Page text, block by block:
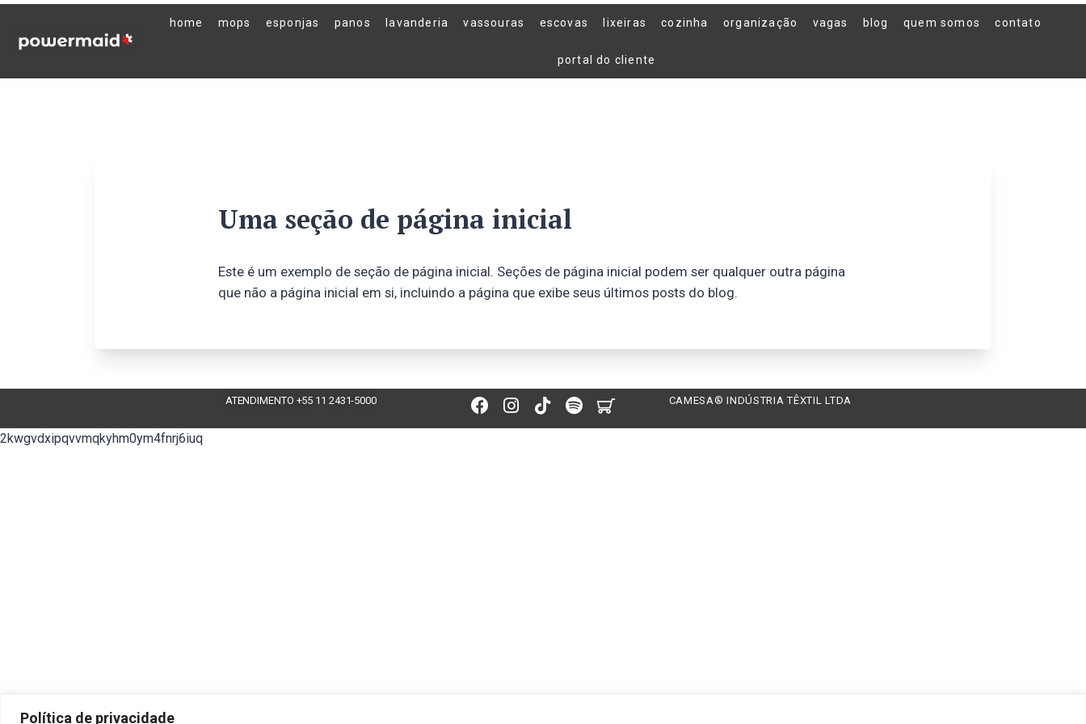
Política de privacidade
home mops esponjas panos lavanderia vassouras escovas lixeiras cozinha organização vagas blog quem somos contato
portal do cliente
Uma seção de página inicial
Este é um exemplo de seção de página inicial. Seções de página inicial podem ser qualquer outra página
que não a página inicial em si, incluindo a página que exibe seus últimos posts do blog.
ATENDIMENTO +55 11 2431-5000 CAMESA® INDÚSTRIA TÊXTIL LTDA
2kwgvdxipqvvmqkyhm0ym4fnrj6iuq